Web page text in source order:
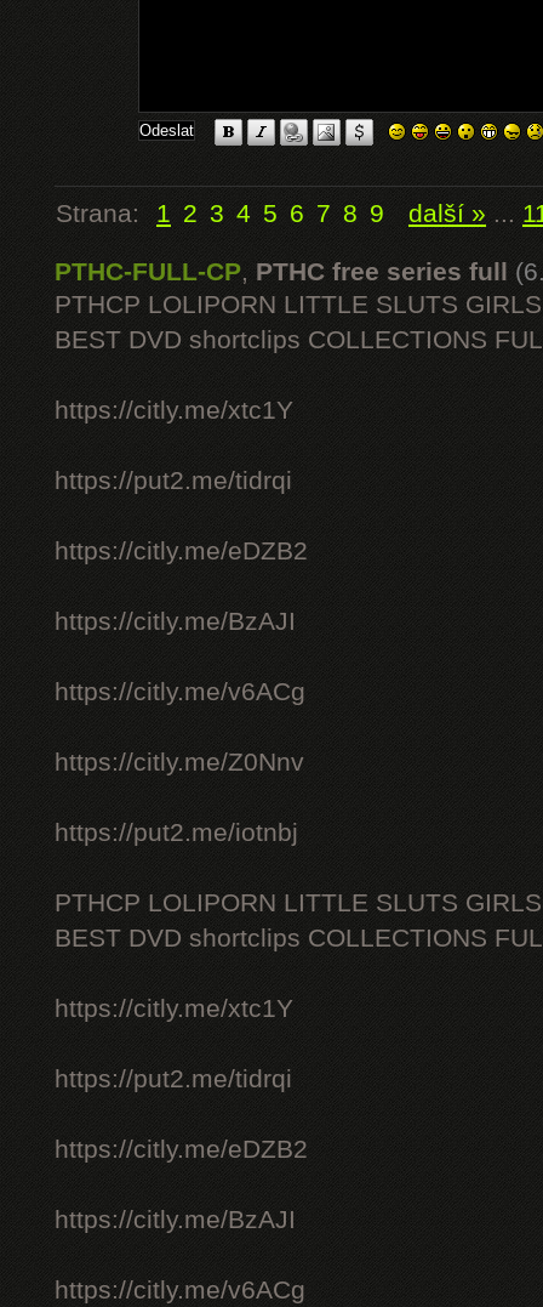
Strana: 1 2 3 4 5 6 7 8 9 další » ...
PTHC-FULL-CP, PTHC free series full
PTHCP LOLIPORN LITTLE SLUTS
BEST DVD shortclips COLLECTIONS
https://citly.me/xtc1Y
https://put2.me/tidrqi
https://citly.me/eDZB2
https://citly.me/BzAJI
https://citly.me/v6ACg
https://citly.me/Z0Nnv
https://put2.me/iotnbj
PTHCP LOLIPORN LITTLE SLUTS
BEST DVD shortclips COLLECTIONS
https://citly.me/xtc1Y
https://put2.me/tidrqi
https://citly.me/eDZB2
https://citly.me/BzAJI
https://citly.me/v6ACg